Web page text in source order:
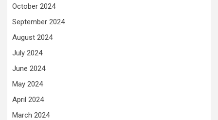
October 2024
September 2024
August 2024
July 2024
June 2024
May 2024
April 2024
March 2024